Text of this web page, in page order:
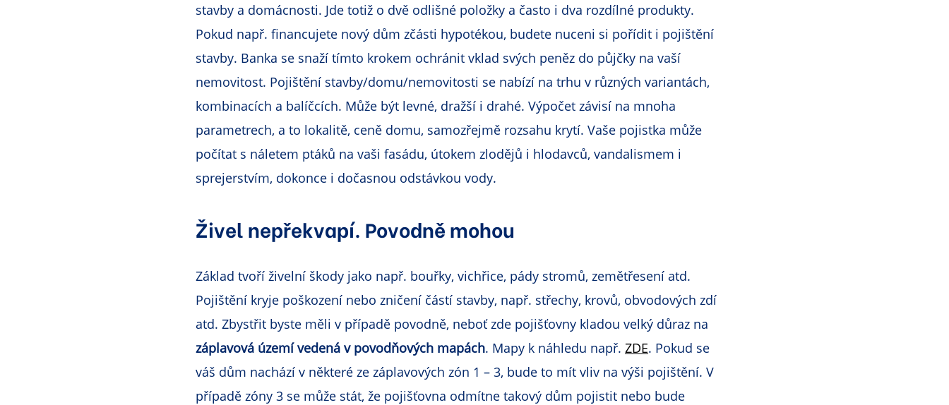
stavby a domácnosti. Jde totiž o dvě odlišné položky a často i dva rozdílné produkty.
Pokud např. financujete nový dům zčásti hypotékou, budete nuceni si pořídit i pojištění
stavby. Banka se snaží tímto krokem ochránit vklad svých peněz do půjčky na vaší
nemovitost. Pojištění stavby/domu/nemovitosti se nabízí na trhu v různých variantách,
kombinacích a balíčcích. Může být levné, dražší i drahé. Výpočet závisí na mnoha
parametrech, a to lokalitě, ceně domu, samozřejmě rozsahu krytí. Vaše pojistka může
počítat s náletem ptáků na vaši fasádu, útokem zlodějů i hlodavců, vandalismem i
sprejerstvím, dokonce i dočasnou odstávkou vody.
Živel nepřekvapí. Povodně mohou
Základ tvoří živelní škody jako např. bouřky, vichřice, pády stromů, zemětřesení atd.
Pojištění kryje poškození nebo zničení částí stavby, např. střechy, krovů, obvodových zdí
atd. Zbystřit byste měli v případě povodně, neboť zde pojišťovny kladou velký důraz na
záplavová území vedená v povodňových mapách. Mapy k náhledu např. ZDE. Pokud se
váš dům nachází v některé ze záplavových zón 1 – 3, bude to mít vliv na výši pojištění. V
případě zóny 3 se může stát, že pojišťovna odmítne takový dům pojistit nebo bude